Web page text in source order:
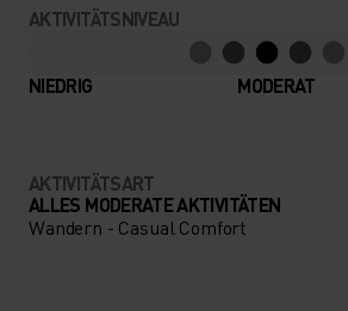
AKTIVITÄTSNIVEAU
NIEDRIG MODERAT
AKTIVITÄTSART
ALLES MODERATE AKTIVITÄTEN
Wandern - Casual Comfort